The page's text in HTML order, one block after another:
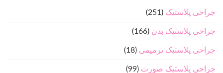
جراحی پلاستیک (251)
جراحی پلاستیک بدن (166)
جراحی پلاستیک ترمیمی (18)
جراحی پلاستیک صورت (99)